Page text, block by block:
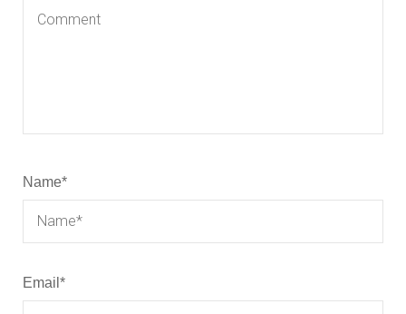
Name*
Email *